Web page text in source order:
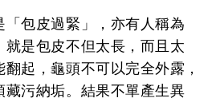
包皮過緊」，亦有人稱為
就是包皮不但太長，而且太
起，龜頭不可以完全外露，
藏污納垢。結果不單產生異